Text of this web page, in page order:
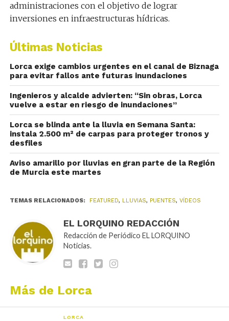
administraciones con el objetivo de lograr
inversiones en infraestructuras hídricas.
Últimas Noticias
Lorca exige cambios urgentes en el canal de Biznaga
para evitar fallos ante futuras inundaciones
Ingenieros y alcalde advierten: “Sin obras, Lorca
vuelve a estar en riesgo de inundaciones”
Lorca se blinda ante la lluvia en Semana Santa:
instala 2.500 m² de carpas para proteger tronos y
desfiles
Aviso amarillo por lluvias en gran parte de la Región
de Murcia este martes
TEMAS RELACIONADOS: FEATURED, LLUVIAS, PUENTES, VÍDEOS
EL LORQUINO REDACCIÓN
Redacción de Periódico EL LORQUINO
Noticias.
Más de Lorca
LORCA